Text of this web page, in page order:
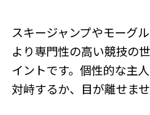
スキージャンプやモーグ
より専門性の高い競技の
イントです。個性的な主
対峙するか、目が離せませ